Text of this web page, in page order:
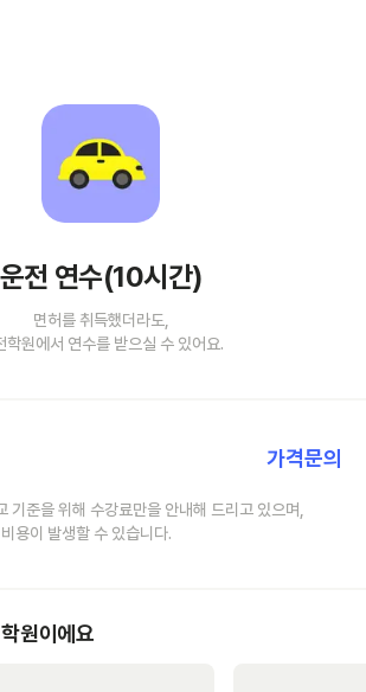
운전 연수(10시간)
면허를 취득했더라도,
학원에서 연수를 받으실 수 있어요.
가격문의
기준을 위해 수강료만을 안내해 드리고 있으며,
용이 발생할 수 있습니다.
원이에요